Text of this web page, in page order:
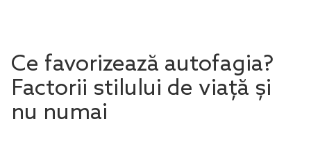
Ce favorizează autofagia?
Factorii stilului de viață și
nu numai